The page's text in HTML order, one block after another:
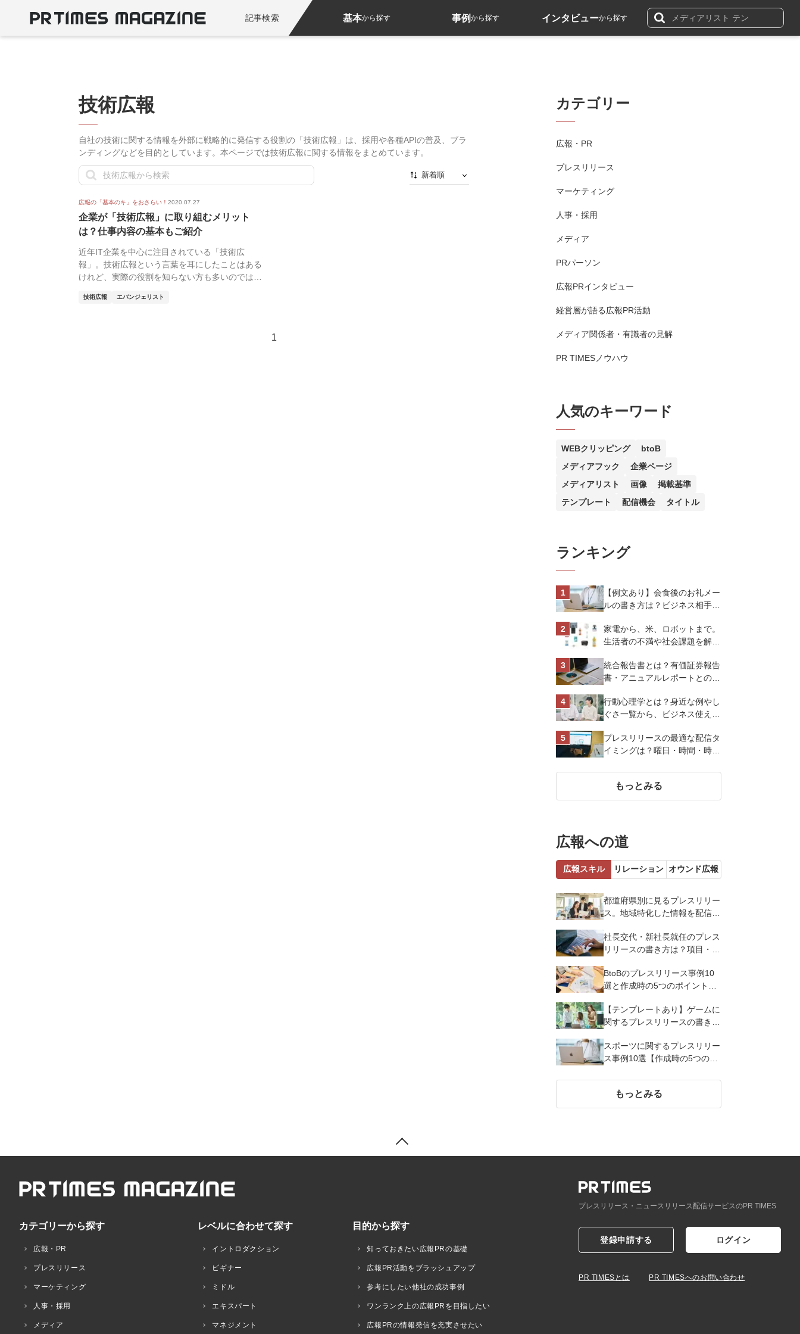
記事検索 基本から探す 事例から探す インタビューから探す
技術広報
自社の技術に関する情報を外部に戦略的に発信する役割の「技術広報」は、採用や各種APIの普及、ブラ
ンディングなどを目的としています。本ページでは技術広報に関する情報をまとめています。
新着順
広報の「基本のキ」をおさらい！ 2020.07.27
企業が「技術広報」に取り組むメリット
は？仕事内容の基本もご紹介
近年IT企業を中心に注目されている「技術広
報」。技術広報という言葉を耳にしたことはある
けれど、実際の役割を知らない方も多いのではな
技術広報 エバンジェリスト
1
カテゴリー
広報・PR
プレスリリース
マーケティング
人事・採用
メディア
PRパーソン
広報PRインタビュー
経営層が語る広報PR活動
メディア関係者・有識者の見解
PR TIMESノウハウ
人気のキーワード
WEBクリッピング
btoB
メディアフック
企業ページ
メディアリスト
画像
掲載基準
テンプレート
配信機会 タイトル
ランキング
【例文あり】会食後のお礼メー
ルの書き方は？ビジネス相手に
トを解説
家電から、米、ロボットまで。
生活者の不満や社会課題を解決
スオーヤマ株式会社
統合報告書とは？有価証券報告
書・アニュアルレポートとの違
行動心理学とは？身近な例やし
ぐさ一覧から、ビジネス使える
プレスリリースの最適な配信タ
イミングは？曜日・時間・時期
化させよう
もっとみる
広報への道
広報スキル リレーション オウンド広報
都道府県別に見るプレスリリー
ス。地域特化した情報を配信す
社長交代・新社長就任のプレス
リリースの書き方は？項目・ポ
BtoBのプレスリリース事例10
選と作成時の5つのポイントを
【テンプレートあり】ゲームに
関するプレスリリースの書き方
スポーツに関するプレスリリー
ス事例10選【作成時の5つのポ
もっとみる
カテゴリーから探す
広報・PR
プレスリリース
マーケティング
人事・採用
メディア
レベルに合わせて探す
イントロダクション
ビギナー
ミドル
エキスパート
マネジメント
目的から探す
知っておきたい広報PRの基礎
広報PR活動をブラッシュアップ
参考にしたい他社の成功事例
ワンランク上の広報PRを目指したい
広報PRの情報発信を充実させたい
プレスリリース・ニュースリリース配信サービスのPR TIMES
登録申請する ログイン
PR TIMESとは PR TIMESへのお問い合わせ